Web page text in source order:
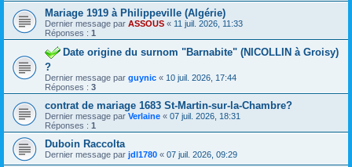
Mariage 1919 à Philippeville (Algérie)
Dernier message par ASSOUS « 11 juil. 2026, 11:33
Réponses : 1
Date origine du surnom "Barnabite" (NICOLLIN à Groisy)
?
Dernier message par guynic « 10 juil. 2026, 17:44
Réponses : 3
contrat de mariage 1683 St-Martin-sur-la-Chambre?
Dernier message par Verlaine « 07 juil. 2026, 18:31
Réponses : 1
Duboin Raccolta
Dernier message par jdl1780 « 07 juil. 2026, 09:29